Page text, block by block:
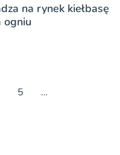
na rynek kiełbasę
ogniu
5 …